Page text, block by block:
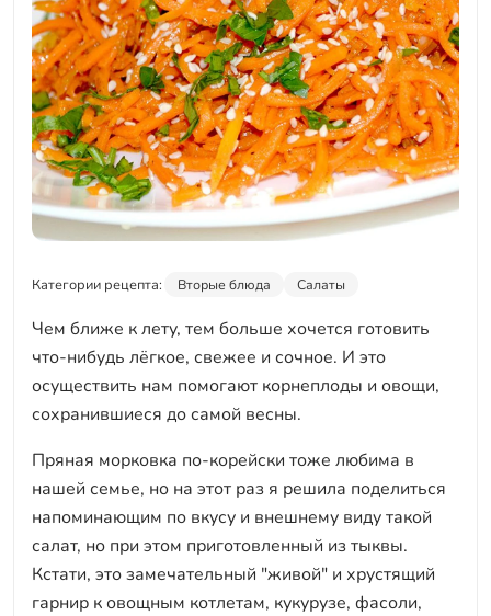
Категории рецепта: Вторые блюда Салаты
Чем ближе к лету, тем больше хочется готовить
что-нибудь лёгкое, свежее и сочное. И это
осуществить нам помогают корнеплоды и овощи,
сохранившиеся до самой весны.
Пряная морковка по-корейски тоже любима в
нашей семье, но на этот раз я решила поделиться
напоминающим по вкусу и внешнему виду такой
салат, но при этом приготовленный из тыквы.
Кстати, это замечательный "живой" и хрустящий
гарнир к овощным котлетам, кукурузе, фасоли,